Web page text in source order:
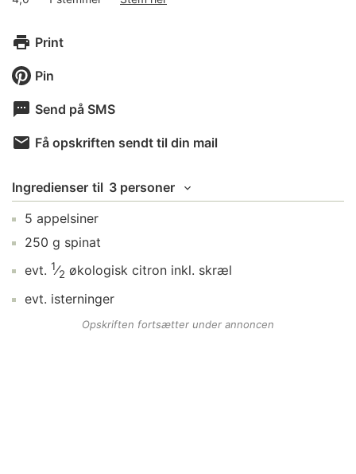
Print
Pin
Send på SMS
Få opskriften sendt til din mail
Ingredienser til 3 personer
5 appelsiner
250 g spinat
evt. 1⁄2 økologisk citron inkl. skræl
evt. isterninger
Opskriften fortsætter under annoncen